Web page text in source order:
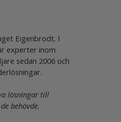
Eigenbrodt. I
experter inom
sedan 2006 och
lösningar till
behövde.